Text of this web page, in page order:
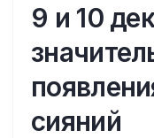
9 и 10
сияний